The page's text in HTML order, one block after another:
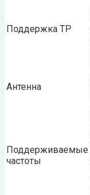
Поддержка TP
Антенна
Поддерживаемые
частоты